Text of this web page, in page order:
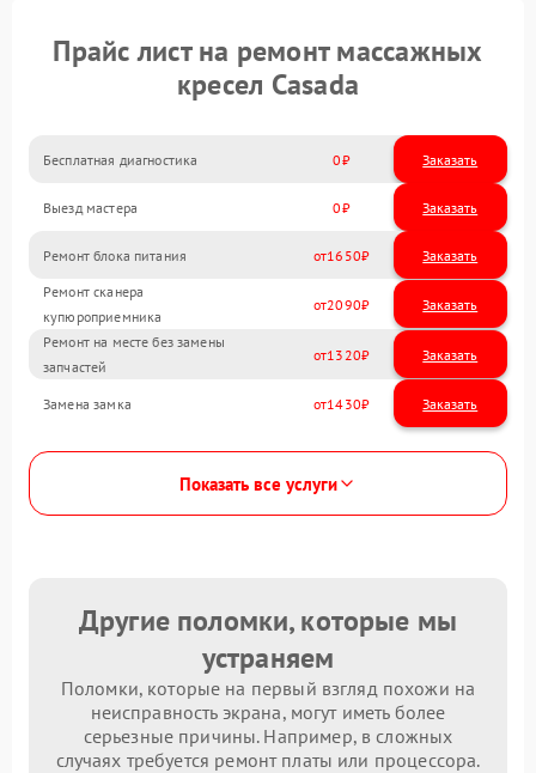
Прайс лист на ремонт массажных
кресел Casada
Бесплатная диагностика 0 Заказать
Выезд мастера 0 Заказать
Ремонт блока питания 1650
Ремонт сканера
купюроприемника
2090
Ремонт на месте без замены
запчастей
1320
Замена замка 1430
Показать все услуги
Другие поломки, которые мы
устраняем
Поломки, которые на первый взгляд похожи на
неисправность экрана, могут иметь более
серьезные причины. Например, в сложных
случаях требуется ремонт платы или процессора.